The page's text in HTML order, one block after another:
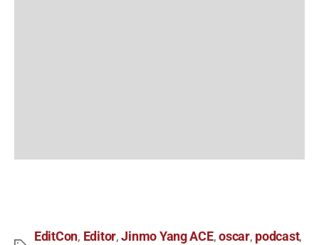
EditCon, Editor,Jinmo Yang ACE,oscar, podcast,